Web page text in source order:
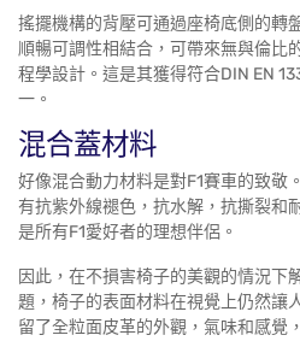
搖擺機構的背壓可通過座椅底側的轉
順暢可調性相結合，可帶來無與倫比
程學設計。這是其獲得符合DIN EN
一。
混合蓋材料
好像混合動力材料是對F1賽車的致敬
有抗紫外線褪色，抗水解，抗撕裂和
是所有F1愛好者的理想伴侶。
因此，在不損害椅子的美觀的情況下
題，椅子的表面材料在視覺上仍然讓
留了全粒面皮革的外觀，氣味和感覺